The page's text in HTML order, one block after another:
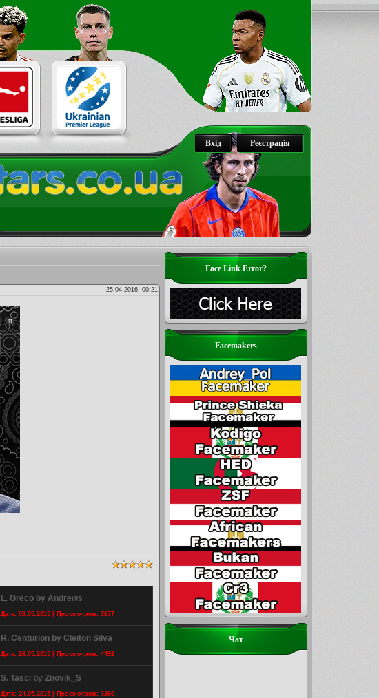
Реєстрація
Вхід
25.04.2016, 00:21
L. Greco by Andrews
Дата: 08.05.2015 | Просмотров: 3177
R. Centurion by Cleiton Silva
Дата: 26.05.2015 | Просмотров: 4492
S. Tasci by Znovik_S
Дата: 24.05.2015 | Просмотров: 3260
Face Link Error?
Facemakers
Чат